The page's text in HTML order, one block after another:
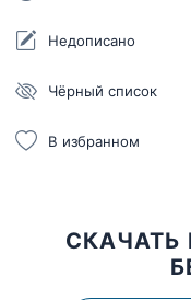
Недописано
Чёрный список
В избранном
СКАЧАТЬ